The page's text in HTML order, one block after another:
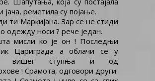
јача, реметила су појање.
ти Маркијана. Зар се не стиди
одежду носи ? рече један.
мисли ко је он ! Последњи
Цариграда а облачи се у
вишег ступња и од
! Срамота, одговори други.